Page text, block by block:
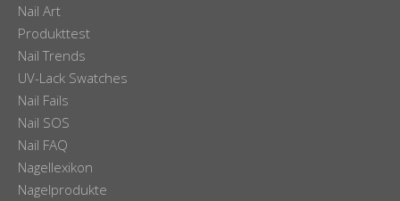
Nail Art
Produkttest
Nail Trends
UV-Lack Swatches
Nail Fails
Nail SOS
Nail FAQ
Nagellexikon
Nagelprodukte